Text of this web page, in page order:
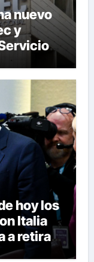
nuevo
y
hoy los
Italia
a retirar